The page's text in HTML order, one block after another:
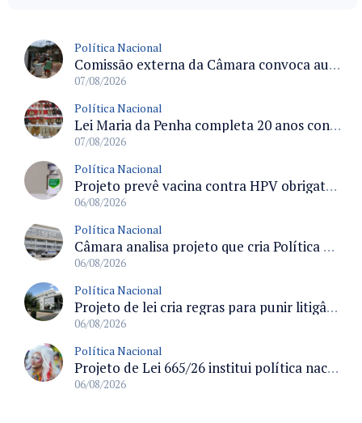
Política Nacional
Comissão externa da Câmara convoca audiência pública sobre chuvas na Zona da Mata de Minas Gerais e impactos em Juiz de Fora
07/08/2026
Política Nacional
Lei Maria da Penha completa 20 anos consolidada como norma de proteção e medidas protetivas no Brasil
07/08/2026
Política Nacional
Projeto prevê vacina contra HPV obrigatória e testes moleculares para rastreamento do câncer do colo do útero
06/08/2026
Política Nacional
Câmara analisa projeto que cria Política Nacional de Qualificação e Valorização da Preceptoria na Residência Médica
06/08/2026
Política Nacional
Projeto de lei cria regras para punir litigância abusiva reversa e integrar sistemas do Judiciário
06/08/2026
Política Nacional
Projeto de Lei 665/26 institui política nacional para prevenção ao transfeminicídio e prevê medidas de proteção e reparação
06/08/2026